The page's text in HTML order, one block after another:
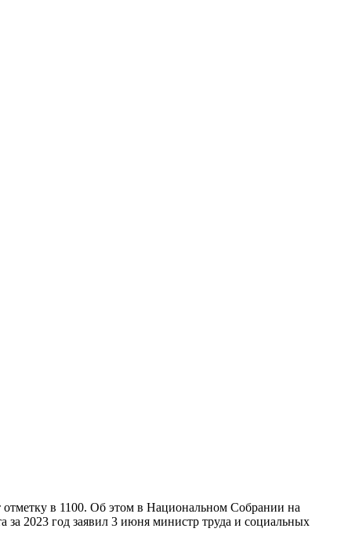
в 1100. Об этом в Национальном Собрании на
за 2023 год заявил 3 июня министр труда и социальных